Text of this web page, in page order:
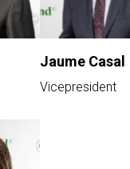
Jaume Casal
Vicepresident